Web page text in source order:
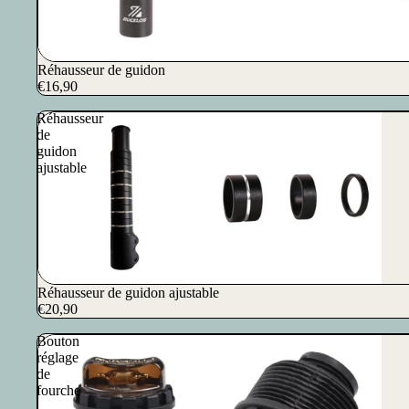
Réhausseur de guidon
€16,90
Réhausseur
de
guidon
ajustable
Réhausseur de guidon ajustable
€20,90
Bouton
réglage
de
fourche